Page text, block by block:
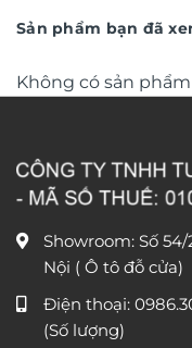
Sản phẩm bạn đã
Không có sản
Showroom: Số
Nội ( Ô tô đỗ cửa)
Điện thoại:
(Số lượng)